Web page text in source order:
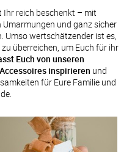
Ihr reich beschenkt – mit
und ganz sicher
Umso wertschätzender ist es,
überreichen, um Euch für ihr
Euch von unseren
inspirieren und
für Eure Familie und